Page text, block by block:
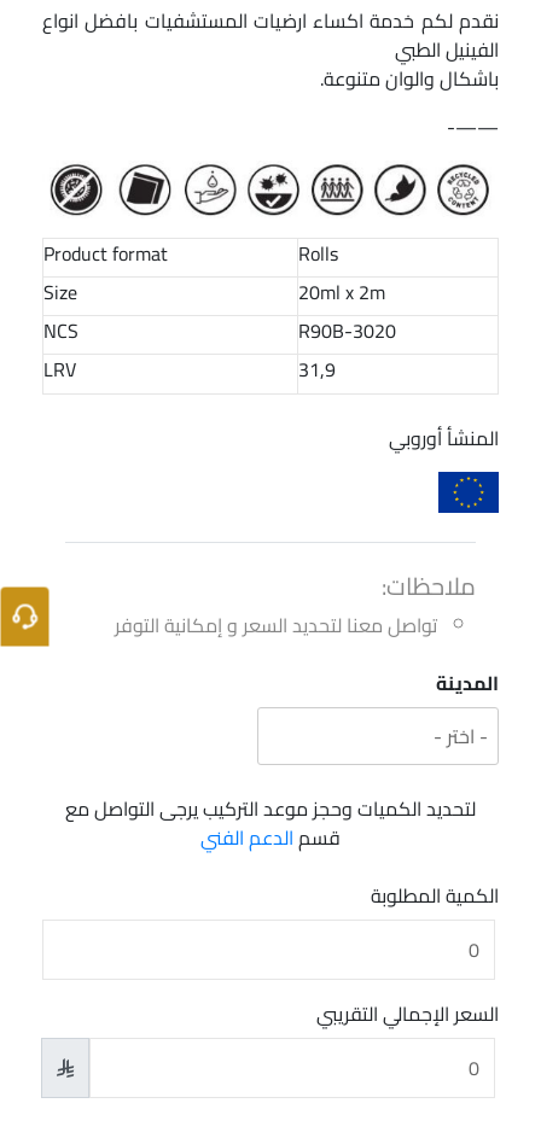
نقدم لكم خدمة اكساء ارضيات المستشفيات بافضل انواع
الفينيل الطبي
باشكال والوان متنوعة.
——-
Rolls
Product format
20ml x 2m
Size
3020-R90B
NCS
31,9
LRV
المنشأ أوروبي
ملاحظات:
تواصل معنا لتحديد السعر و إمكانية التوفر
المدينة
لتحديد الكميات وحجز موعد التركيب يرجى التواصل مع
قسمالدعم الفني
الكمية المطلوبة
السعر الإجمالي التقريبي
